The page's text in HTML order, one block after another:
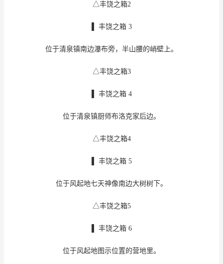
△丰饶之箱2
▌ 丰饶之箱 3
位于清泉镇南边瀑布旁，半山腰的峭壁上。
△丰饶之箱3
▌ 丰饶之箱 4
位于清泉镇厨师布洛克家后边。
△丰饶之箱4
▌ 丰饶之箱 5
位于风起地七天神像南边大树树下。
△丰饶之箱5
▌ 丰饶之箱 6
位于风起地图示位置的营地里。